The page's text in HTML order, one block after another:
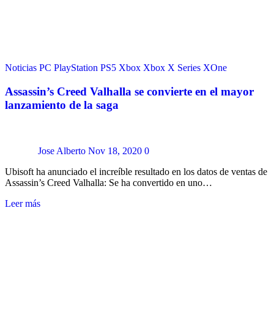
Noticias PC PlayStation PS5 Xbox Xbox X Series XOne
Assassin’s Creed Valhalla se convierte en el mayor
lanzamiento de la saga
Jose Alberto Nov 18, 2020 0
Ubisoft ha anunciado el increíble resultado en los datos de ventas de
Assassin’s Creed Valhalla: Se ha convertido en uno…
Leer más